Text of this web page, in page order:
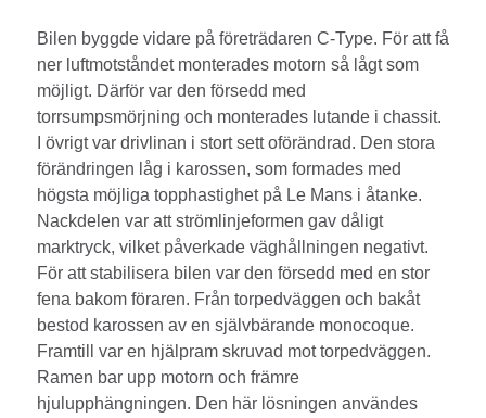
Bilen byggde vidare på företrädaren C-Type. För att få
ner luftmotståndet monterades motorn så lågt som
möjligt. Därför var den försedd med
torrsumpsmörjning och monterades lutande i chassit.
I övrigt var drivlinan i stort sett oförändrad. Den stora
förändringen låg i karossen, som formades med
högsta möjliga topphastighet på Le Mans i åtanke.
Nackdelen var att strömlinjeformen gav dåligt
marktryck, vilket påverkade väghållningen negativt.
För att stabilisera bilen var den försedd med en stor
fena bakom föraren. Från torpedväggen och bakåt
bestod karossen av en självbärande monocoque.
Framtill var en hjälpram skruvad mot torpedväggen.
Ramen bar upp motorn och främre
hjulupphängningen. Den här lösningen användes